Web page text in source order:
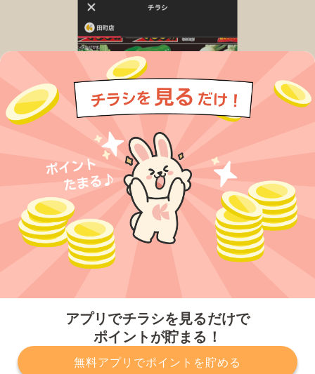
アプリでチラシを見るだけで
ポイントが貯まる！
無料アプリでポイントを貯める